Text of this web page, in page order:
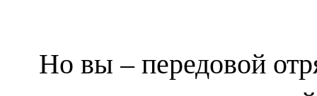
Но вы – передовой